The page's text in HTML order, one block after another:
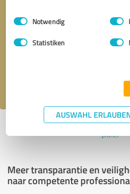
Impressum
Einwilligungsauswahl
Notwendig
Statistiken
AUSWAHL
Profiel actief sinds 15.01.2022 |Laatst
profiel
Meer transparantie en
naar competente